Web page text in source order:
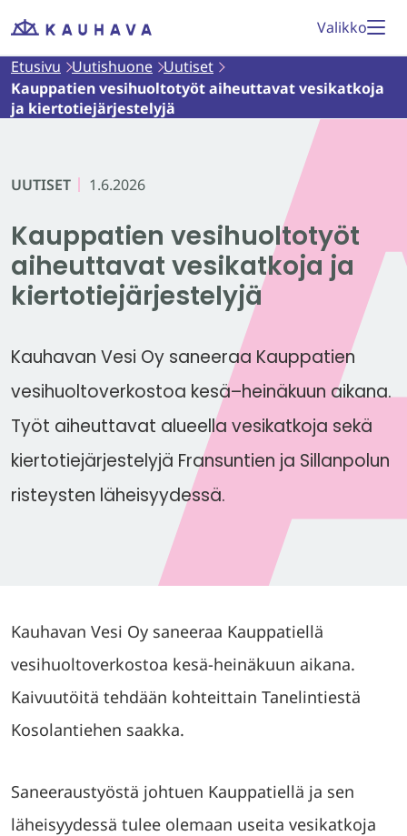
Siirry
Etusivu
Valikko
Etusivu Uutishuone Uutiset
Kauppatien vesihuoltotyöt aiheuttavat vesikatkoja
ja kiertotiejärjestelyjä
UUTISET 1.6.2026
Kauppatien vesihuoltotyöt
aiheuttavat vesikatkoja ja
kiertotiejärjestelyjä
Kauhavan Vesi Oy saneeraa Kauppatien
vesihuoltoverkostoa kesä–heinäkuun aikana.
Työt aiheuttavat alueella vesikatkoja sekä
kiertotiejärjestelyjä Fransuntien ja Sillanpolun
risteysten läheisyydessä.
Kauhavan Vesi Oy saneeraa Kauppatiellä
vesihuoltoverkostoa kesä-heinäkuun aikana.
Kaivuutöitä tehdään kohteittain Tanelintiestä
Kosolantiehen saakka.
Saneeraustyöstä johtuen Kauppatiellä ja sen
läheisyydessä tulee olemaan useita vesikatkoja